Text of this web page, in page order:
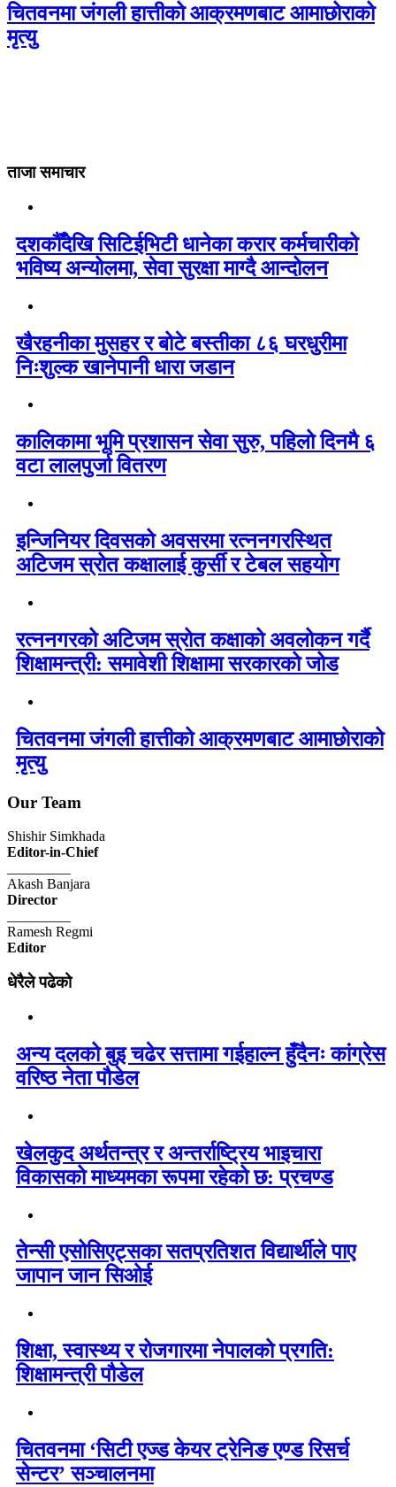
चितवनमा जंगली हात्तीको आक्रमणबाट आमाछोराको
मृत्यु
ताजा समाचार
दशकौँदेखि सिटिईभिटी धानेका करार कर्मचारीको
भविष्य अन्योलमा, सेवा सुरक्षा माग्दै आन्दोलन
खैरहनीका मुसहर र बोटे बस्तीका ८६ घरधुरीमा
निःशुल्क खानेपानी धारा जडान
कालिकामा भूमि प्रशासन सेवा सुरु, पहिलो दिनमै ६
वटा लालपुर्जा वितरण
इन्जिनियर दिवसको अवसरमा रत्ननगरस्थित
अटिजम स्रोत कक्षालाई कुर्सी र टेबल सहयोग
रत्ननगरको अटिजम स्रोत कक्षाको अवलोकन गर्दै
शिक्षामन्त्री: समावेशी शिक्षामा सरकारको जोड
चितवनमा जंगली हात्तीको आक्रमणबाट आमाछोराको
मृत्यु
Our Team
Shishir Simkhada
Editor-in-Chief
Akash Banjara
Director
Ramesh Regmi
Editor
धेरैले पढेको
अन्य दलको बुइ चढेर सत्तामा गईहाल्न हुँदैनः कांग्रेस
वरिष्ठ नेता पौडेल
खेलकुद अर्थतन्त्र र अन्तर्राष्ट्रिय भाइचारा
विकासको माध्यमका रूपमा रहेको छ: प्रचण्ड
तेन्सी एसोसिएट्सका सतप्रतिशत विद्यार्थीले पाए
जापान जान सिओई
शिक्षा, स्वास्थ्य र रोजगारमा नेपालको प्रगति:
शिक्षामन्त्री पौडेल
चितवनमा ‘सिटी एज्ड केयर ट्रेनिङ एण्ड रिसर्च
सेन्टर’ सञ्चालनमा